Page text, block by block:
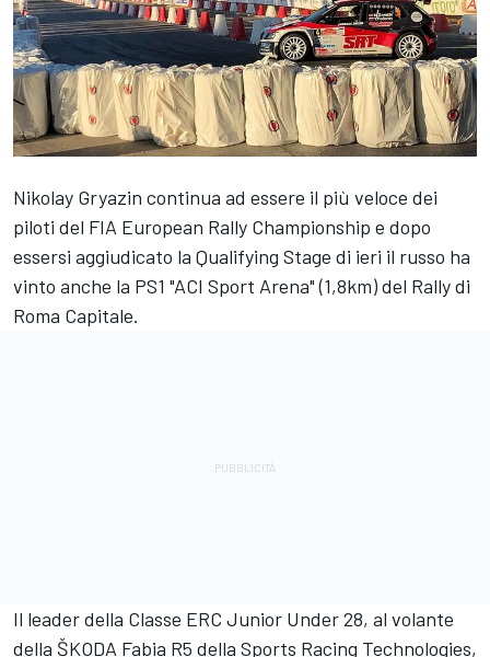
Nikolay Gryazin continua ad essere il più veloce dei
piloti del FIA European Rally Championship e dopo
essersi aggiudicato la Qualifying Stage di ieri il russo ha
vinto anche la PS1 "ACI Sport Arena" (1,8km) del Rally di
Roma Capitale.
Il leader della Classe ERC Junior Under 28, al volante
della ŠKODA Fabia R5 della Sports Racing Technologies,